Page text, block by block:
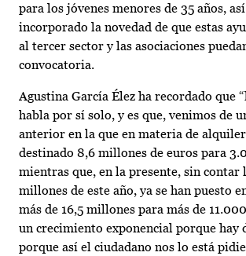
para los jóvenes menores de 35 años,
incorporado la novedad de que estas
al tercer sector y las asociaciones
convocatoria.
Agustina García Élez ha recordado que
habla por sí solo, y es que, venimos de
anterior en la que en materia de
destinado 8,6 millones de euros para
mientras que, en la presente, sin contar
millones de este año, ya se han puesto
más de 16,5 millones para más de
un crecimiento exponencial porque hay
porque así el ciudadano nos lo está